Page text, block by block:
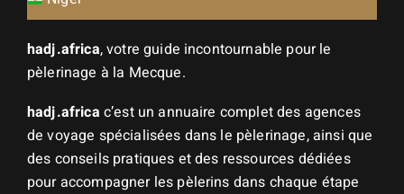
hadj.africa, votre guide incontournable pour le
pèlerinage à la Mecque.
hadj.africa c’est un annuaire complet des agences
de voyage spécialisées dans le pèlerinage, ainsi que
des conseils pratiques et des ressources dédiées
pour accompagner les pèlerins dans chaque étape